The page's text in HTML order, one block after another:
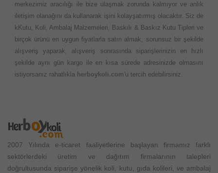
merkezimiz aracılığı ile bize ulaşmak zorunda kalmıyor ve anlık
iletişim olanağını da kullanarak işini kolayşatırmış olacaktır. Siz de
kKutu, Koli, Ambalaj Malzemeleri, Baskılı & Baskız Kutu Tipleri ve
birçok ürünü en uygun fiyatlarla satın almak, sorunsuz bir şekilde
alışveriş yaparak, alışveriş sonrasında siparişlerinizin en hızlı
şekilde aynı gün kargo ile en kısa sürede adresinizde olmasını
istiyorsanız rahatlıkla herboykoli.com'u tercih edebilirsiniz.
2007 Yılında e-ticaret faaliyetlerine başlayan firmamız farklı
sektörlerdeki üretim ve dağıtım firmalarının talepleri
doğrultusunda siparişe yönelik koli, kutu, gıda kolileri, ve ambalaj